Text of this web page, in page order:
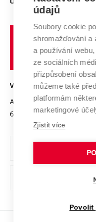
E-přihláška
Systém zajišťování kvality
Výzkumné infrastruktury
Transfer znalostí
Open Science
Projekty
Projekty ze
Specifický výzkum
Zahraniční spolupráce
Spolupráce se školami
Služby univerzity
Mezinárodní dohody
Univerzitní sítě
Profil univerzity
Udržitelná univerzita
Podnikavá univerzita /
Bezpečná univerzita
Vyznamenání
Organizační struktura
Ochrana osobních údajů
odkaz)
VYSOKÉ UČENÍ
Antonínská 548/1
602 00 Brno
údajů
Soubory cookie
shromažďování a
a používání
ze sociálních
přizpůsobení
můžeme také
platformám
marketingové
Zjistit více
Povolit